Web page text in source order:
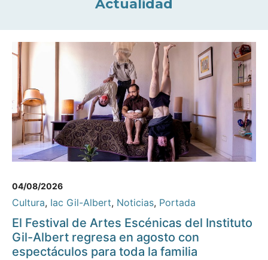
Actualidad
04/08/2026
Cultura, Iac Gil-Albert, Noticias, Portada
El Festival de Artes Escénicas del Instituto
Gil-Albert regresa en agosto con
espectáculos para toda la familia